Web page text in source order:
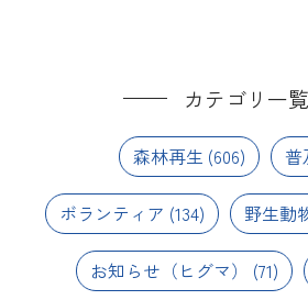
カテゴリ一覧
森林再生 (606) 普
ボランティア (134) 野生動
お知らせ（ヒグマ） (71)